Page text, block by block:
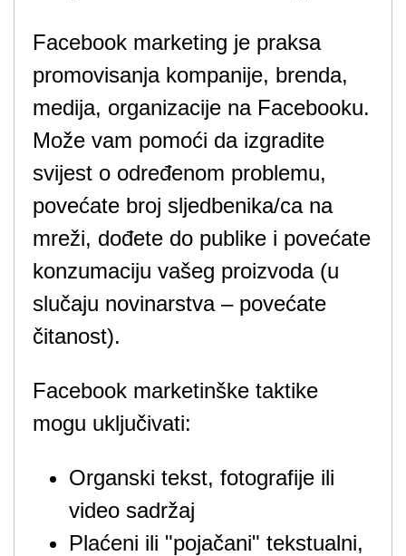
Facebook marketing je praksa
promovisanja kompanije, brenda,
medija, organizacije na Facebooku.
Može vam pomoći da izgradite
svijest o određenom problemu,
povećate broj sljedbenika/ca na
mreži, dođete do publike i povećate
konzumaciju vašeg proizvoda (u
slučaju novinarstva – povećate
čitanost).
Facebook marketinške taktike
mogu uključivati:
Organski tekst, fotografije ili
video sadržaj
Plaćeni ili "pojačani" tekstualni,